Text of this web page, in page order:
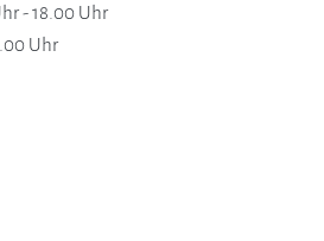
- 18.00 Uhr
Uhr